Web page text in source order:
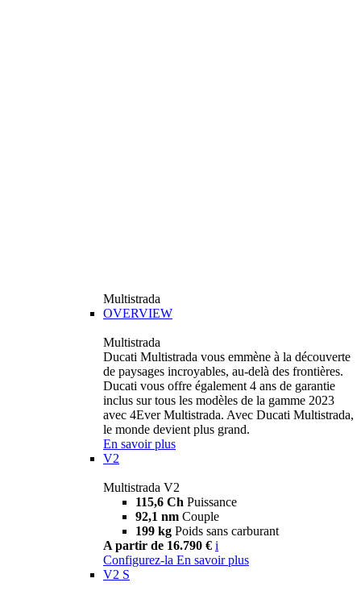
Multistrada
OVERVIEW
Multistrada
Ducati Multistrada vous emmène à la découverte
de paysages incroyables, au-delà des frontières.
Ducati vous offre également 4 ans de garantie
inclus sur tous les modèles de la gamme 2023
avec 4Ever Multistrada. Avec Ducati Multistrada,
le monde devient plus grand.
En savoir plus
V2
Multistrada V2
115,6 Ch Puissance
92,1 nm Couple
199 kg Poids sans carburant
A partir de 16.790 € i
Configurez-la En savoir plus
V2 S